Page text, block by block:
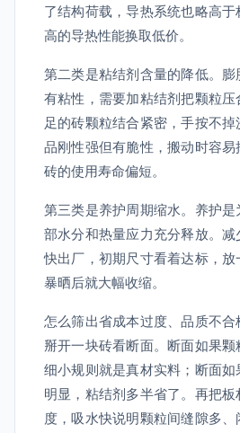
了结构荷载，导热系统也略高
高的导热性能换取低价。
第二类是粘结剂含量的降低。
有粘性，需要加粘结剂把颗粒
足的砖颗粒结合紧密，手按不
品刚性强但有脆性，搬动时容
砖的使用寿命偏短。
第三类是养护周期缩水。养护
部水分和热量应力充分释放。
快出厂，初期尺寸看着达标，
暴晒后就大幅收缩。
怎么筛出省成本过度、品质不
掰开一块砖看断面。断面如果
细小规则就是真材实料；断面
明显，粘结剂多半省了。再把
度，吸水快说明颗粒间缝隙多